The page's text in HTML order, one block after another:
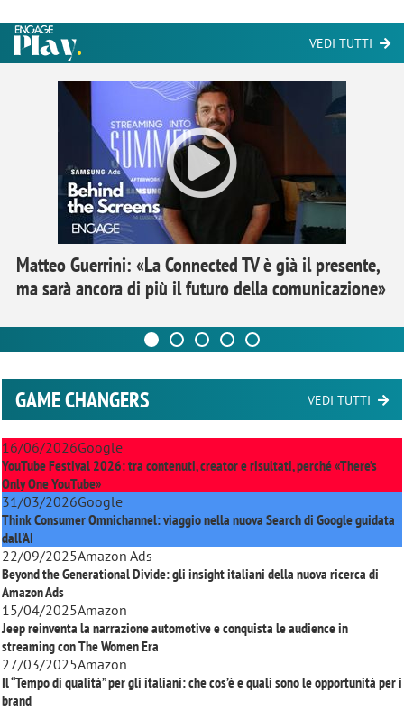
VEDI TUTTI
Matteo Guerrini: «La Connected TV è già il presente,
ma sarà ancora di più il futuro della comunicazione»
GAME CHANGERS VEDI TUTTI
16/06/2026Google
YouTube Festival 2026: tra contenuti, creator e risultati, perché «There’s
Only One YouTube»
31/03/2026Google
Think Consumer Omnichannel: viaggio nella nuova Search di Google guidata
dall'AI
22/09/2025Amazon Ads
Beyond the Generational Divide: gli insight italiani della nuova ricerca di
Amazon Ads
15/04/2025Amazon
Jeep reinventa la narrazione automotive e conquista le audience in
streaming conThe Women Era
27/03/2025Amazon
Il “Tempo di qualità” per gli italiani: che cos’è e quali sono le opportunità per i
brand